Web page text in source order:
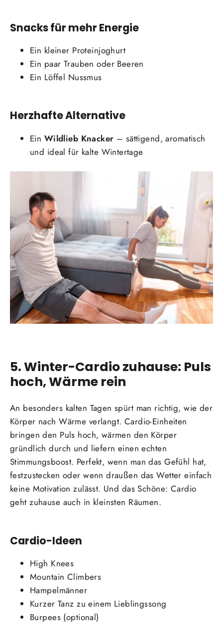
Snacks für mehr Energie
Ein kleiner Proteinjoghurt
Ein paar Trauben oder Beeren
Ein Löffel Nussmus
Herzhafte Alternative
Ein Wildlieb Knacker – sättigend, aromatisch
und ideal für kalte Wintertage
5. Winter-Cardio zuhause: Puls
hoch, Wärme rein
An besonders kalten Tagen spürt man richtig, wie der
Körper nach Wärme verlangt. Cardio-Einheiten
bringen den Puls hoch, wärmen den Körper
gründlich durch und liefern einen echten
Stimmungsboost. Perfekt, wenn man das Gefühl hat,
festzustecken oder wenn draußen das Wetter einfach
keine Motivation zulässt. Und das Schöne: Cardio
geht zuhause auch in kleinsten Räumen.
Cardio-Ideen
High Knees
Mountain Climbers
Hampelmänner
Kurzer Tanz zu einem Lieblingssong
Burpees (optional)